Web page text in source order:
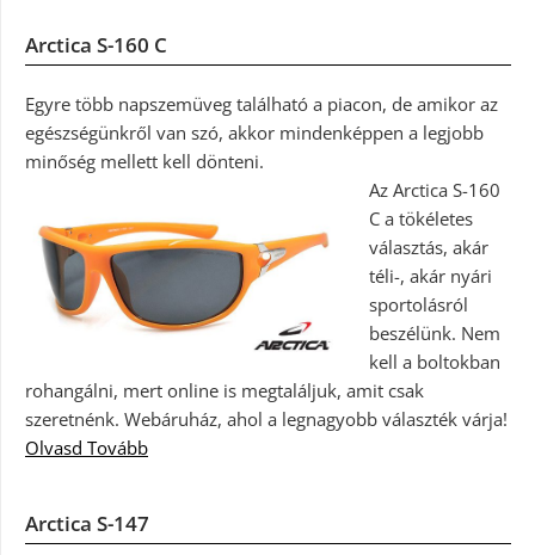
Arctica S-160 C
Egyre több napszemüveg található a piacon, de amikor az
egészségünkről van szó, akkor mindenképpen a legjobb
minőség mellett kell dönteni.
Az Arctica S-160
C a tökéletes
választás, akár
téli-, akár nyári
sportolásról
beszélünk. Nem
kell a boltokban
rohangálni, mert online is megtaláljuk, amit csak
szeretnénk. Webáruház, ahol a legnagyobb választék várja!
Olvasd Tovább
Arctica S-147